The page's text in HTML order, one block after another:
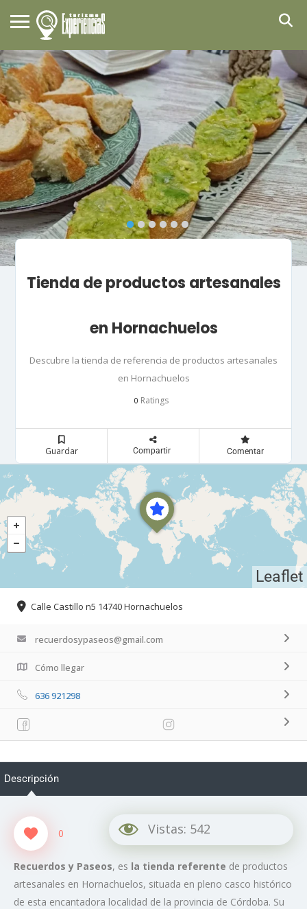
Tienda de productos artesanales
en Hornachuelos
Descubre la tienda de referencia de productos artesanales
en Hornachuelos
0 Ratings
Guardar Compartir Comentar
Leaflet
Calle Castillo n5 14740 Hornachuelos
recuerdosypaseos@gmail.com
Cómo llegar
636 921298
Descripción
0 Vistas: 542
Recuerdos y Paseos, es la tienda referente de productos
artesanales en Hornachuelos, situada en pleno casco histórico
de esta encantadora localidad de la provincia de Córdoba. Su